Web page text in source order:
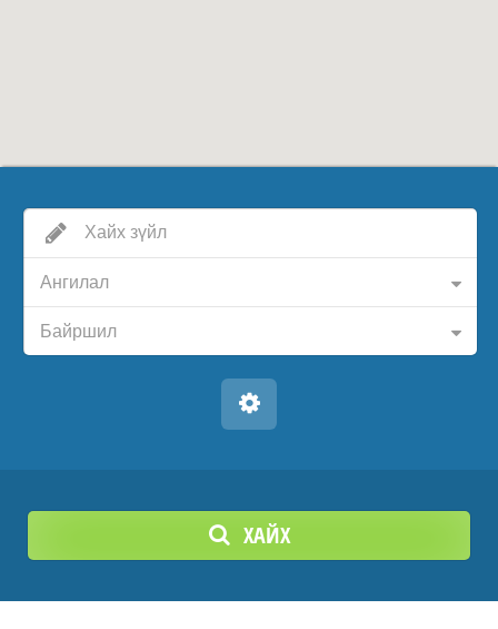
Ангилал
Байршил
ХАЙХ